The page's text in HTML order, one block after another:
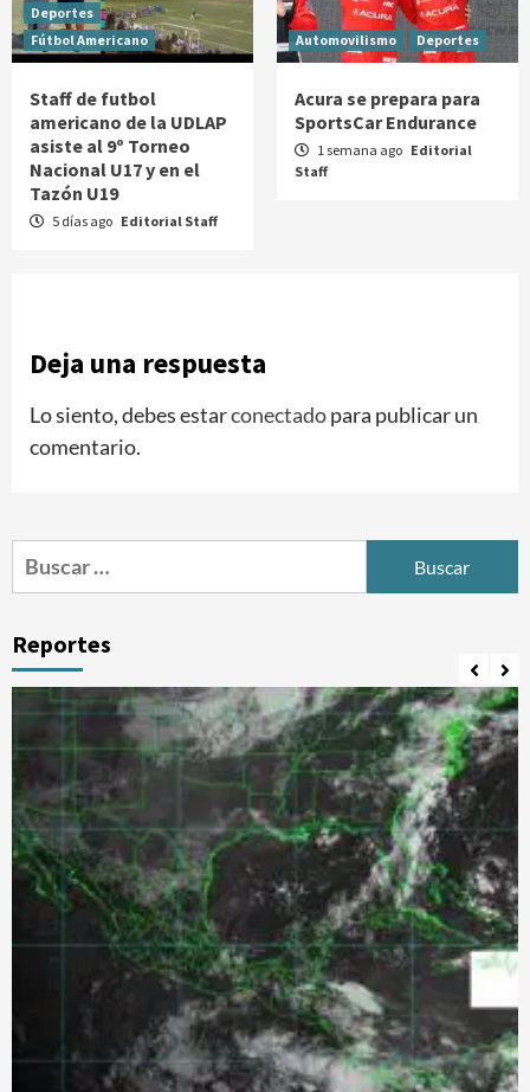
Deportes
Fútbol Americano
Staff de futbol
americano de la UDLAP
asiste al 9º Torneo
Nacional U17 y en el
Tazón U19
5 días ago Editorial Staff
Automovilismo Deportes
Acura se prepara para
SportsCar Endurance
1 semana ago Editorial
Staff
Deja una respuesta
Lo siento, debes estarconectadopara publicar un
comentario.
Buscar:
Reportes